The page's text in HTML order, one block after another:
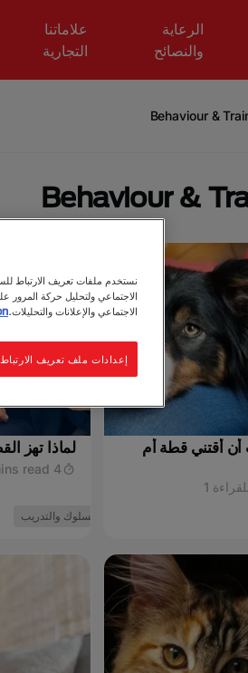
الرعاية
والنصائح
علاماتنا
التجارية
Behaviour &
Behaviour &
أقتني قطة أم
1
لماذا تهز
4 mins read
السلوك والتدريب
نستخدم ملفات تعريف الارتباط
الاجتماعي ولتحليل حركة
الاجتماعي والإعلانات والتحليلات.
إعدادات ملف تعريف الارتباط